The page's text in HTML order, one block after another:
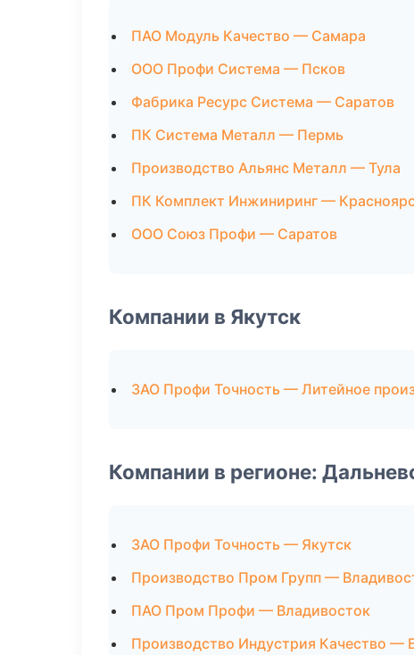
ПАО Модуль Качество — Самара
ООО Профи Система — Псков
Фабрика Ресурс Система — Саратов
ПК Система Металл — Пермь
Производство Альянс Металл — Тула
ПК Комплект Инжиниринг —
ООО Союз Профи — Саратов
Компании в Якутск
ЗАО Профи Точность — Литейное
Компании в регионе:
ЗАО Профи Точность — Якутск
Производство Пром Групп —
ПАО Пром Профи — Владивосток
Производство Индустрия Качество —